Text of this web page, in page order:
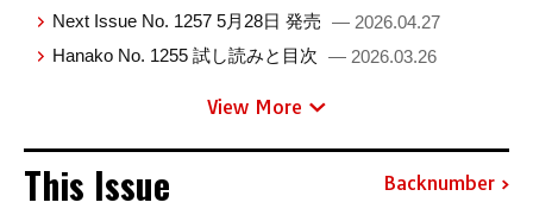
Next Issue No. 1257 5月28日 発売 — 2026.04.27
Hanako No. 1255 試し読みと目次 — 2026.03.26
View More
This Issue Backnumber